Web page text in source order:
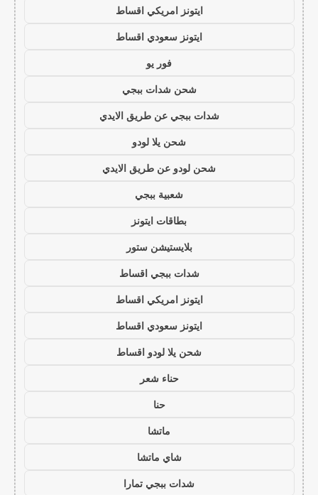
ايتونز امريكي اقساط
ايتونز سعودي اقساط
فور يو
شحن شدات ببجي
شدات ببجي عن طريق الايدي
شحن يلا لودو
شحن لودو عن طريق الايدي
شعبية ببجي
بطاقات ايتونز
بلايستيشن ستور
شدات ببجي اقساط
ايتونز امريكي اقساط
ايتونز سعودي اقساط
شحن يلا لودو اقساط
حناء شعر
حنا
ماتشا
شاي ماتشا
شدات ببجي تمارا